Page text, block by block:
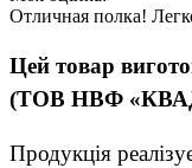
Отличная полка!
Цей товар
(ТОВ НВФ
Продукція